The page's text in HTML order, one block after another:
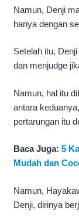
Namun, Denji
hanya dengan
Setelah itu,
dan menjudge
Namun, hal itu
antara
pertarungan itu
Baca Juga: 5
Mudah dan
Namun,
Denji, dirinya